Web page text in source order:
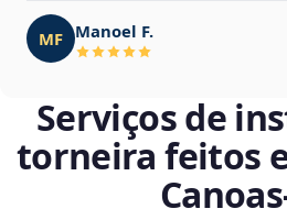
MF Manoel F.
Serviços de
torneira feitos